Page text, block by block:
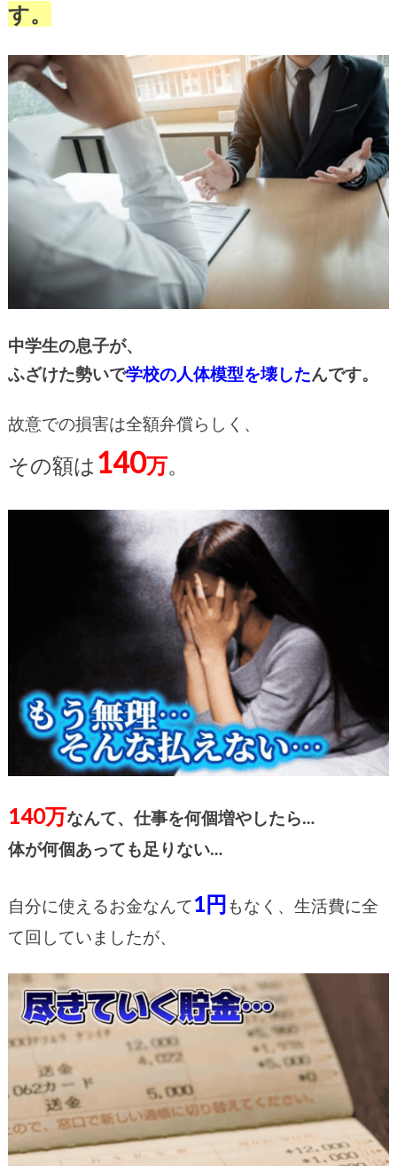
す。
中学生の息子が、
ふざけた勢いで学校の人体模型を壊したんです。
故意での損害は全額弁償らしく、
その額は 140万。
140万なんて、仕事を何個増やしたら…
体が何個あっても足りない…
自分に使えるお金なんて1円もなく、生活費に全
て回していましたが、